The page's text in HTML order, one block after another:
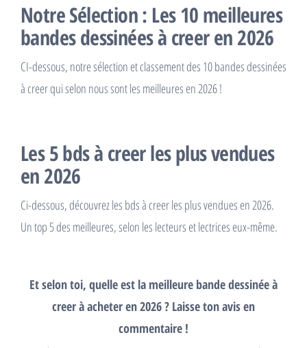
Notre Sélection : Les 10 meilleures
bandes dessinées à creer en 2026
CI-dessous, notre sélection et classement des 10 bandes dessinées
à creer qui selon nous sont les meilleures en 2026 !
Les 5 bds à creer les plus vendues
en 2026
Ci-dessous, découvrez les bds à creer les plus vendues en 2026.
Un top 5 des meilleures, selon les lecteurs et lectrices eux-même.
Et selon toi, quelle est la meilleure bande dessinée à
creer à acheter en 2026 ? Laisse ton avis en
commentaire !